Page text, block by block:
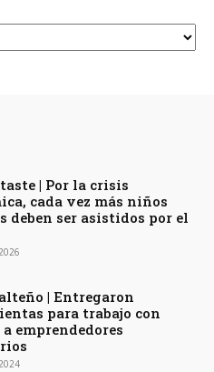
| Por la crisis
cada vez más niños
deben ser asistidos por el
| Entregaron
para trabajo con
emprendedores